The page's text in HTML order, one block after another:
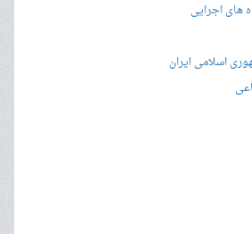
های اجرایی
اسلامی ایران